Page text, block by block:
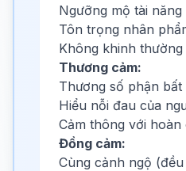
Ngưỡng mộ tài năng
Tôn trọng nhân
Không khinh thường
Thương cảm:
Thương số phận bất
Hiểu nỗi đau của
Cảm thông với hoàn
Đồng cảm:
Cùng cảnh ngộ